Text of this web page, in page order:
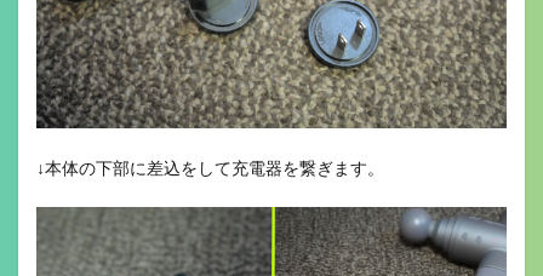
↓本体の下部に差込をして充電器を繋ぎます。